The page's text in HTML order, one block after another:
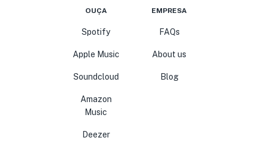
OUÇA
Spotify
Apple Music
Soundcloud
Amazon
Music
Deezer
EMPRESA
FAQs
About us
Blog